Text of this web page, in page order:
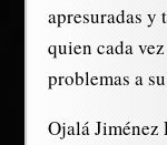
apresuradas y
quien cada
problemas a
Ojalá Jiménez